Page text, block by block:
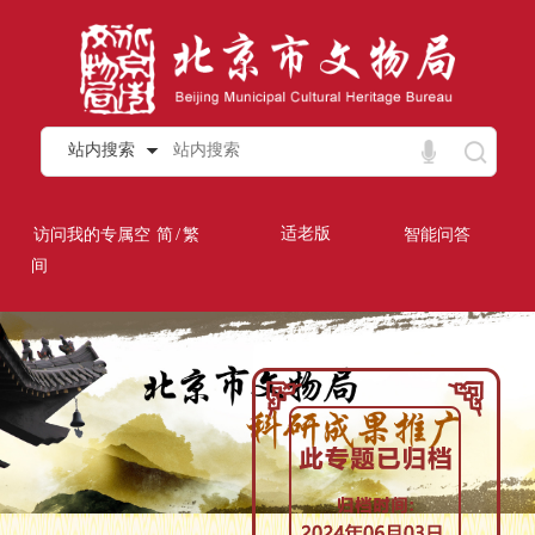
站内搜索
访问我的专属空
间
简/繁 适老版 智能问答